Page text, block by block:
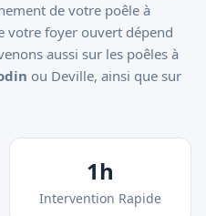
de votre poêle à
votre foyer ouvert dépend
aussi sur les poêles à
ou Deville, ainsi que sur
1h
Intervention Rapide